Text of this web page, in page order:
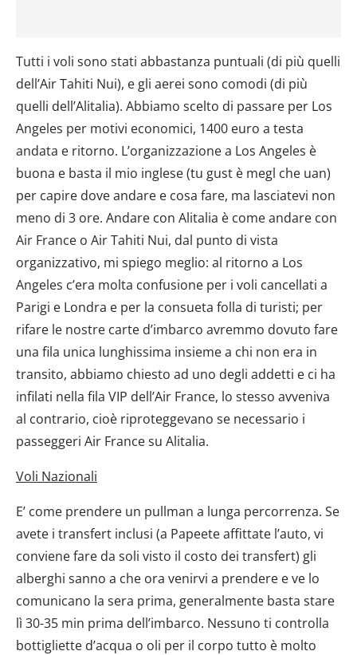
Tutti i voli sono stati abbastanza puntuali (di più quelli
dell’Air Tahiti Nui), e gli aerei sono comodi (di più
quelli dell’Alitalia). Abbiamo scelto di passare per Los
Angeles per motivi economici, 1400 euro a testa
andata e ritorno. L’organizzazione a Los Angeles è
buona e basta il mio inglese (tu gust è megl che uan)
per capire dove andare e cosa fare, ma lasciatevi non
meno di 3 ore. Andare con Alitalia è come andare con
Air France o Air Tahiti Nui, dal punto di vista
organizzativo, mi spiego meglio: al ritorno a Los
Angeles c’era molta confusione per i voli cancellati a
Parigi e Londra e per la consueta folla di turisti; per
rifare le nostre carte d’imbarco avremmo dovuto fare
una fila unica lunghissima insieme a chi non era in
transito, abbiamo chiesto ad uno degli addetti e ci ha
infilati nella fila VIP dell’Air France, lo stesso avveniva
al contrario, cioè riproteggevano se necessario i
passeggeri Air France su Alitalia.
Voli Nazionali
E’ come prendere un pullman a lunga percorrenza. Se
avete i transfert inclusi (a Papeete affittate l’auto, vi
conviene fare da soli visto il costo dei transfert) gli
alberghi sanno a che ora venirvi a prendere e ve lo
comunicano la sera prima, generalmente basta stare
lì 30-35 min prima dell’imbarco. Nessuno ti controlla
bottigliette d’acqua o oli per il corpo tutto è molto